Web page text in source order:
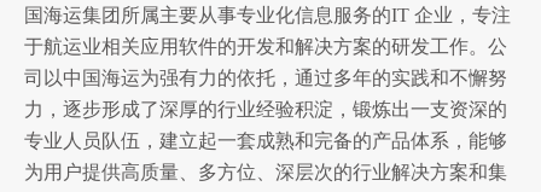
国海运集团所属主要从事专业化信息服务的IT 企业，专注
于航运业相关应用软件的开发和解决方案的研发工作。公
司以中国海运为强有力的依托，通过多年的实践和不懈努
力，逐步形成了深厚的行业经验积淀，锻炼出一支资深的
专业人员队伍，建立起一套成熟和完备的产品体系，能够
为用户提供高质量、多方位、深层次的行业解决方案和集